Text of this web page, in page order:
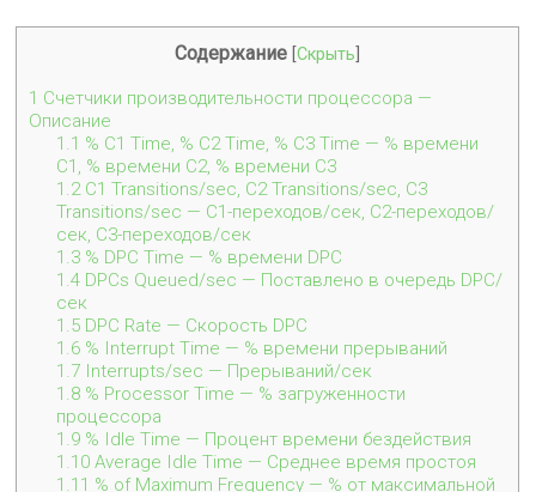
Содержание [Скрыть
1 Счетчики производительности процессора —
Описание
1.1 % C1 Time, % C2 Time, % C3 Time — % времени
C1, % времени C2, % времени C3
1.2C1 Transitions/sec, C2 Transitions/sec, C3
Transitions/sec — C1-переходов/сек, C2-переходов/
сек, C3-переходов/сек
1.3 % DPC Time — % времени DPC
1.4 DPCs Queued/sec — Поставлено в очередь DPC/
сек
1.5 DPC Rate — Скорость DPC
1.6 % Interrupt Time — % времени прерываний
1.7 Interrupts/sec — Прерываний/сек
1.8 % Processor Time — % загруженности
процессора
1.9 % Idle Time — Процент времени бездействия
1.10 Average Idle Time — Среднее время простоя
1.11 % of Maximum Frequency — % от максимальной